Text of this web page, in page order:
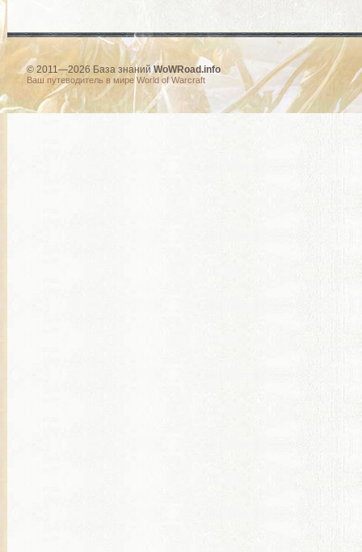
© 2011—2026 База знанийWoWRoad.info
Ваш путеводитель в мире World of Warcraft